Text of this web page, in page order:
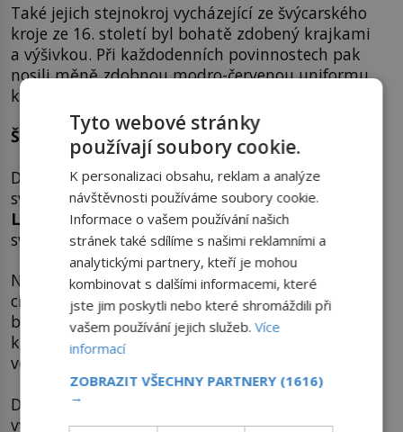
Také jejich stejnokroj vycházející ze švýcarského
kroje ze 16. století byl bohatě zdobený krajkami
a výšivkou. Při každodenních povinnostech pak
nosili měně zdobnou modro-červenou uniformu,
ke které náležela čepice z medvědí kůže.
Švýcarská garda
Dnešní název Švýcarská garda použil k označení
svých vojáků poprvé další z francouzských králů
Ludvík XIII.(1601–1643), který takto pojmenoval
svůj regiment švýcarské pěchoty.
Na rozdíl od setniny bylo úkolem nového pluku
chránit okolí královských paláců. Švýcarské oddíly
byly oficiálně zařazeny do francouzského
královského vojska a v době míru byla většina
vojáků dislokována v kasárnách na okraji Paříže.
Disciplína ve švýcarských oddílech byla mnohem
vyšší než u oddílů francouzských, ostatně také
Tyto webové stránky
používají soubory cookie.
K personalizaci obsahu, reklam a analýze
návštěvnosti používáme soubory cookie.
Informace o vašem používání našich
stránek také sdílíme s našimi reklamními a
analytickými partnery, kteří je mohou
kombinovat s dalšími informacemi, které
jste jim poskytli nebo které shromáždili při
vašem používání jejich služeb.Více
informací
ZOBRAZIT VŠECHNY PARTNERY (1616)
→